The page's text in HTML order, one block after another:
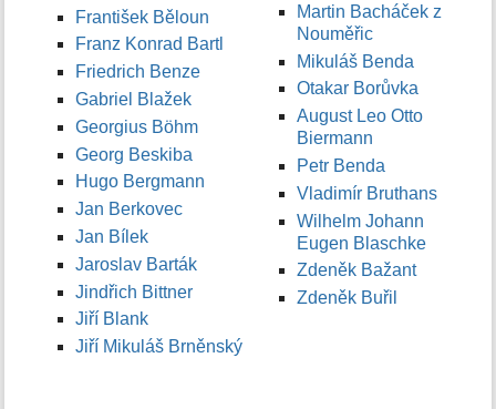
František Běloun
Franz Konrad Bartl
Friedrich Benze
Gabriel Blažek
Georgius Böhm
Georg Beskiba
Hugo Bergmann
Jan Berkovec
Jan Bílek
Jaroslav Barták
Jindřich Bittner
Jiří Blank
Jiří Mikuláš Brněnský
Martin Bacháček z
Nouměřic
Mikuláš Benda
Otakar Borůvka
August Leo Otto
Biermann
Petr Benda
Vladimír Bruthans
Wilhelm Johann
Eugen Blaschke
Zdeněk Bažant
Zdeněk Buřil